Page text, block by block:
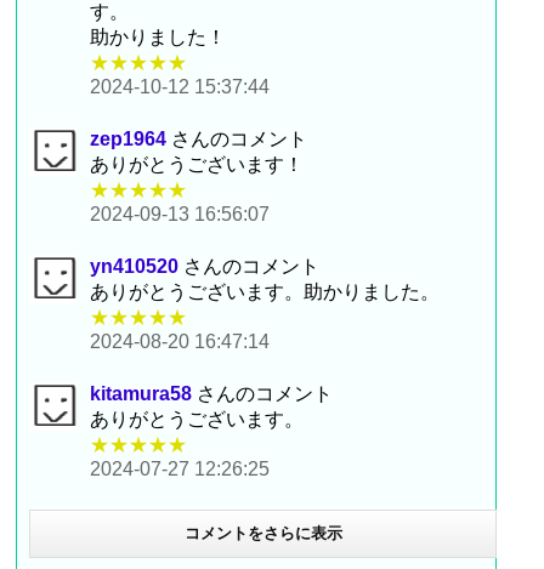
す。
助かりました！
★★★★★
2024-10-12 15:37:44
zep1964 さんのコメント
ありがとうございます！
★★★★★
2024-09-13 16:56:07
yn410520 さんのコメント
ありがとうございます。助かりました。
★★★★★
2024-08-20 16:47:14
kitamura58 さんのコメント
ありがとうございます。
★★★★★
2024-07-27 12:26:25
コメントをさらに表示